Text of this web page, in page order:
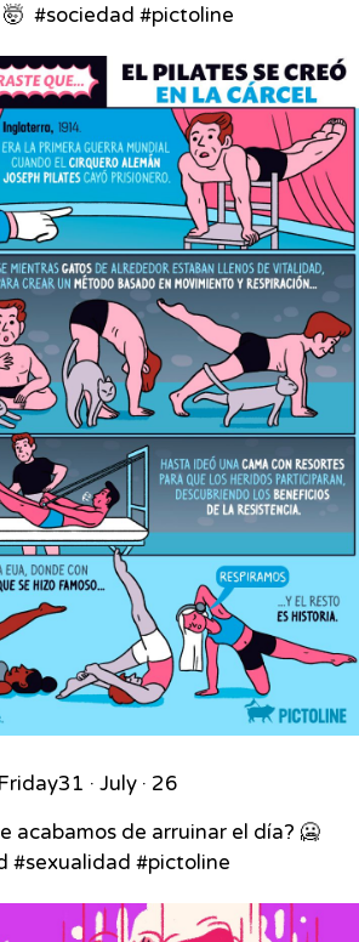
#sociedad #pictoline
Friday31 · July · 26
acabamos de arruinar el día? 🥶⁣
#sexualidad #pictoline